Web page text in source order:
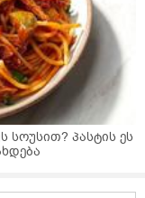
სოუსით? პასტის ეს